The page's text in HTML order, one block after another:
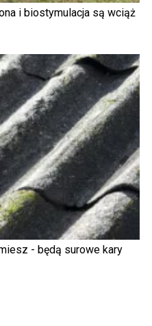
i biostymulacja są wciąż
- będą surowe kary